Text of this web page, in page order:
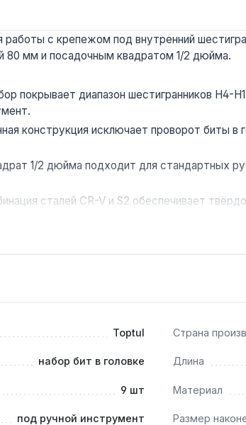
с крепежом под внутренний
80 мм и посадочным квадратом 1/2 дюйма.
покрывает диапазон шестигранников H4-
конструкция исключает проворот биты
1/2 дюйма подходит для стандартных
сталей CR-V и S2 обеспечивает
работающих с крепежом H4-H17 в
Toptul Страна
набор бит в головке Длина
9 шт Материал
под ручной инструмент Размер